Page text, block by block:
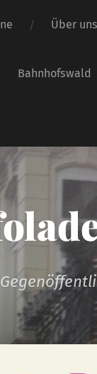
Über uns
Bahnhofswald